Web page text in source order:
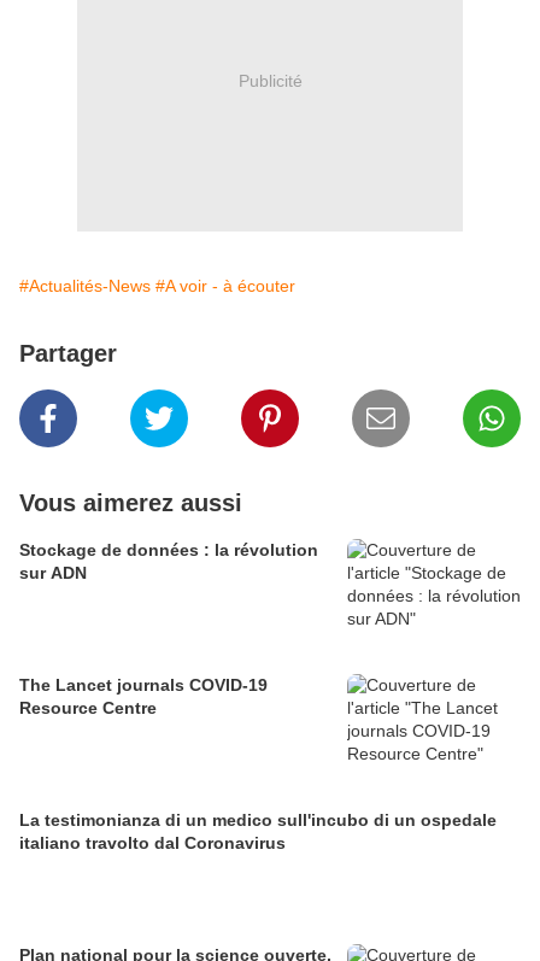
Publicité
#Actualités-News #A voir - à écouter
Partager
Vous aimerez aussi
Stockage de données : la révolution
sur ADN
The Lancet journals COVID-19
Resource Centre
La testimonianza di un medico sull'incubo di un ospedale
italiano travolto dal Coronavirus
Plan national pour la science ouverte,